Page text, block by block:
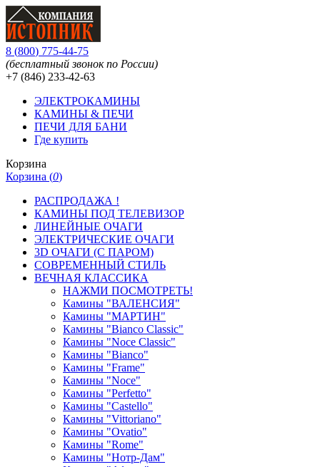
8 (800) 775-44-75
(бесплатный звонок по России)
+7 (846) 233-42-63
ЭЛЕКТРОКАМИНЫ
КАМИНЫ & ПЕЧИ
ПЕЧИ ДЛЯ БАНИ
Где купить
Корзина
Корзина (0)
РАСПРОДАЖА !
КАМИНЫ ПОД ТЕЛЕВИЗОР
ЛИНЕЙНЫЕ ОЧАГИ
ЭЛЕКТРИЧЕСКИЕ ОЧАГИ
3D ОЧАГИ (С ПАРОМ)
СОВРЕМЕННЫЙ СТИЛЬ
ВЕЧНАЯ КЛАССИКА
НАЖМИ ПОСМОТРЕТЬ!
Камины "ВАЛЕНСИЯ"
Камины "МАРТИН"
Камины "Bianco Classic"
Камины "Noce Classic"
Камины "Bianco"
Камины "Frame"
Камины "Noce"
Камины "Perfetto"
Камины "Castello"
Камины "Vittoriano"
Камины "Ovatio"
Камины "Rome"
Камины "Нотр-Дам"